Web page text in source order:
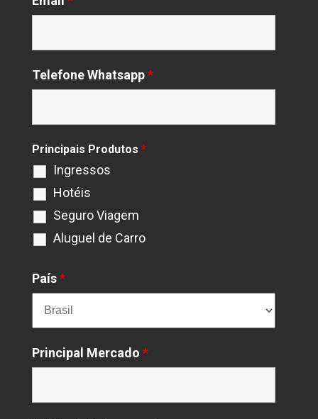
Telefone Whatsapp*
Principais Produtos *
Ingressos
Hotéis
Seguro Viagem
Aluguel de Carro
País*
Principal Mercado *